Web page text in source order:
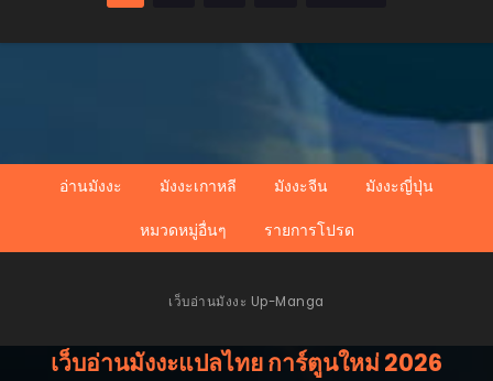
อ่านมังงะ มังงะเกาหลี มังงะจีน
มังงะญี่ปุ่น
หมวดหมู่อื่นๆ
รายการโปรด
เว็บอ่านมังงะ Up-Manga
เว็บอ่านมังงะแปลไทย การ์ตูนใหม่ 2026